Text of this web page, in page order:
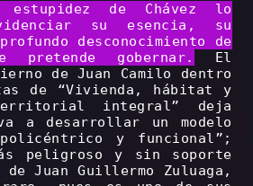
de Chávez lo
su esencia, su
desconocimiento de
pretende gobernar.
El
de Juan Camilo dentro
de “Vivienda, hábitat y
territorial integral” deja
a desarrollar un modelo
y funcional”;
peligroso y sin soporte
Juan Guillermo Zuluaga,